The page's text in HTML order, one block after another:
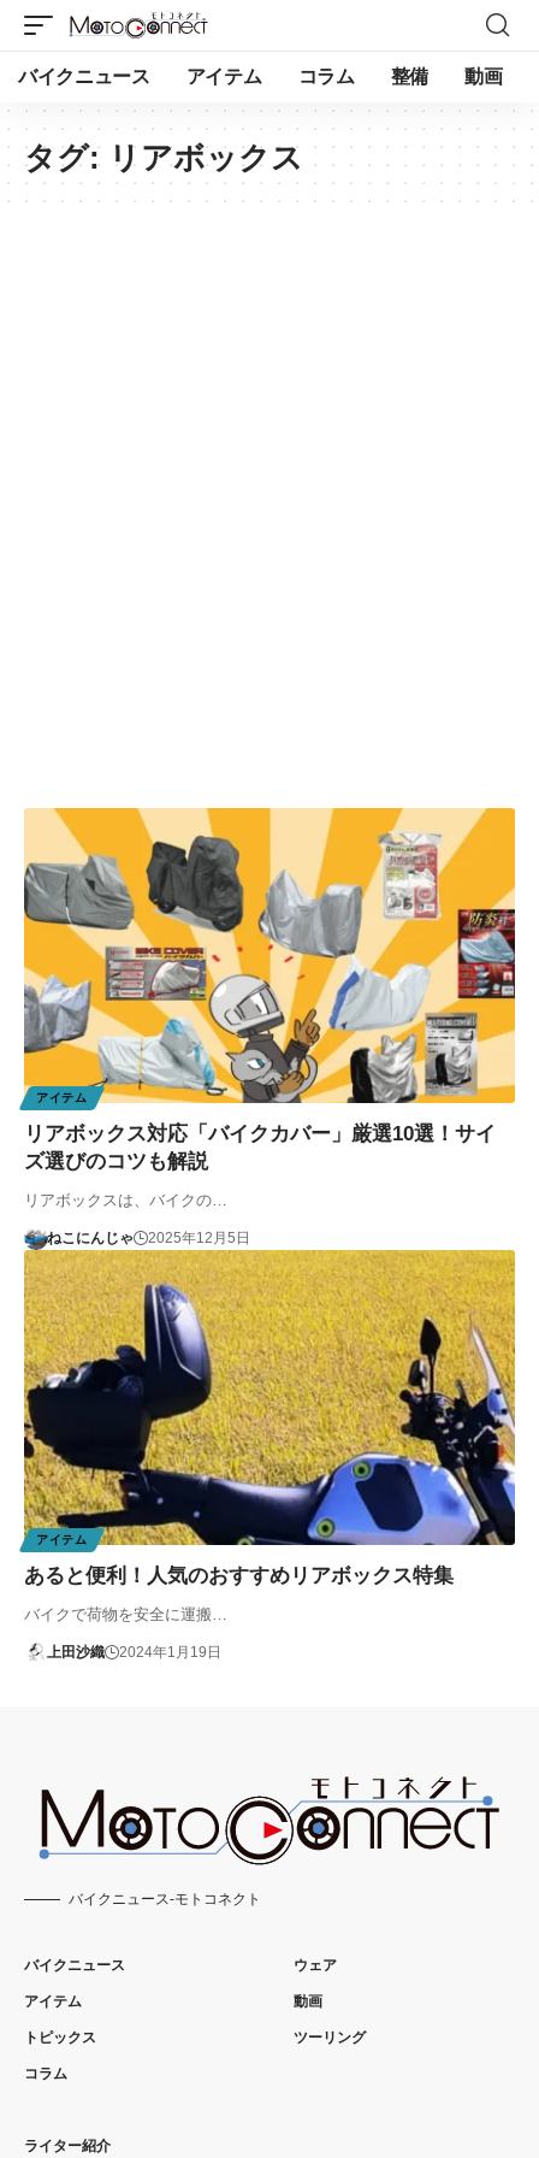
バイクニュース アイテム コラム 整備 動画
タグ: リアボックス
アイテム
リアボックス対応「バイクカバー」厳選10選！サイ
ズ選びのコツも解説
リアボックスは、バイクの…
ねこにんじゃ 2025年12月5日
アイテム
あると便利！人気のおすすめリアボックス特集
バイクで荷物を安全に運搬…
上田沙織 2024年1月19日
バイクニュース-モトコネクト
バイクニュース
アイテム
トピックス
コラム
ウェア
動画
ツーリング
ライター紹介